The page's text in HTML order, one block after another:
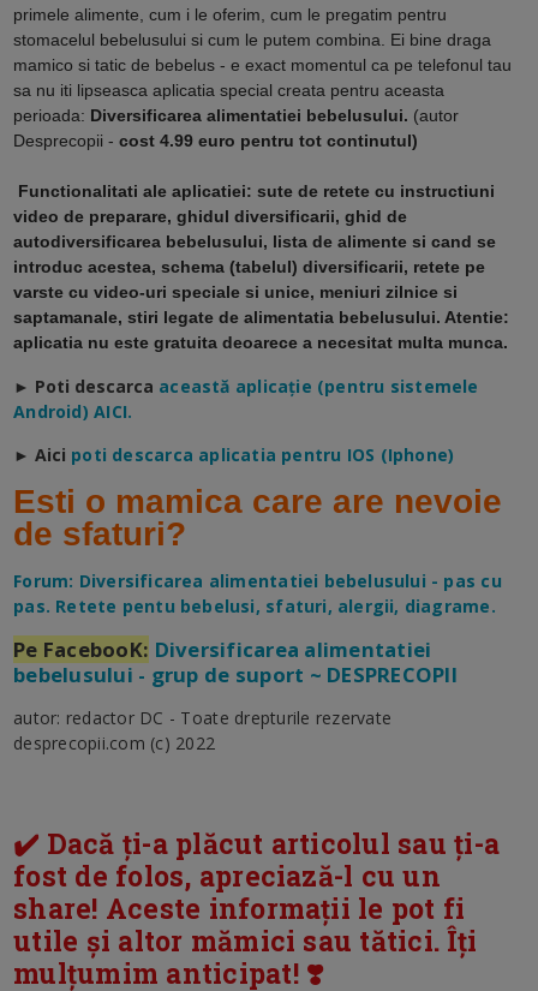
primele alimente, cum i le oferim, cum le pregatim pentru
stomacelul bebelusului si cum le putem combina. Ei bine draga
mamico si tatic de bebelus - e exact momentul ca pe telefonul tau
sa nu iti lipseasca aplicatia special creata pentru aceasta
perioada: Diversificarea alimentatiei bebelusului. (autor
Desprecopii -cost 4.99 euro pentru tot continutul)
Functionalitati ale aplicatiei: sute de retete cu instructiuni
video de preparare, ghidul diversificarii, ghid de
autodiversificarea bebelusului, lista de alimente si cand se
introduc acestea, schema (tabelul) diversificarii, retete pe
varste cu video-uri speciale si unice, meniuri zilnice si
saptamanale, stiri legate de alimentatia bebelusului. Atentie:
aplicatia nu este gratuita deoarece a necesitat multa munca.
► Poti descarca această aplicație (pentru sistemele
Android) AICI.
► Aici poti descarca aplicatia pentru IOS (Iphone)
Esti o mamica care are nevoie
de sfaturi?
Forum: Diversificarea alimentatiei bebelusului - pas cu
pas. Retete pentu bebelusi, sfaturi, alergii, diagrame.
Pe FacebooK: Diversificarea alimentatiei
bebelusului - grup de suport ~ DESPRECOPII
autor: redactor DC - Toate drepturile rezervate
desprecopii.com (c) 2022
✔️ Dacă ți-a plăcut articolul sau ți-a
fost de folos, apreciază-l cu un
share! Aceste informații le pot fi
utile și altor mămici sau tătici. Îți
mulțumim anticipat! ❣️